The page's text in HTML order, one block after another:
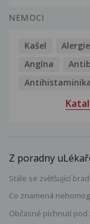
NEMOCI
Kašel Alergie
Angína
Z poradny
Stále se zvětšující
Co znamená
Občasné píchnutí pod